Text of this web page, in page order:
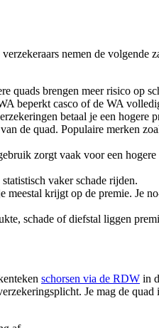
nemen de volgende
quads brengen meer risico op
beperkt casco of de WA
betaal je een hogere
de quad. Populaire merken
zorgt vaak voor een hogere
vaker schade rijden.
meestal krijgt op de premie. Je
schade of diefstal liggen
schorsen via de RDW in
Je mag de